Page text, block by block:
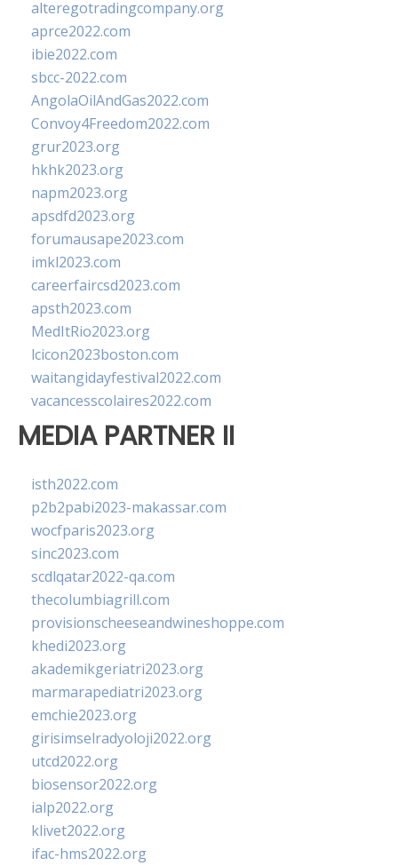
alteregotradingcompany.org
aprce2022.com
ibie2022.com
sbcc-2022.com
AngolaOilAndGas2022.com
Convoy4Freedom2022.com
grur2023.org
hkhk2023.org
napm2023.org
apsdfd2023.org
forumausape2023.com
imkl2023.com
careerfaircsd2023.com
apsth2023.com
MedItRio2023.org
lcicon2023boston.com
waitangidayfestival2022.com
vacancesscolaires2022.com
MEDIA PARTNER II
isth2022.com
p2b2pabi2023-makassar.com
wocfparis2023.org
sinc2023.com
scdlqatar2022-qa.com
thecolumbiagrill.com
provisionscheeseandwineshoppe.com
khedi2023.org
akademikgeriatri2023.org
marmarapediatri2023.org
emchie2023.org
girisimselradyoloji2022.org
utcd2022.org
biosensor2022.org
ialp2022.org
klivet2022.org
ifac-hms2022.org